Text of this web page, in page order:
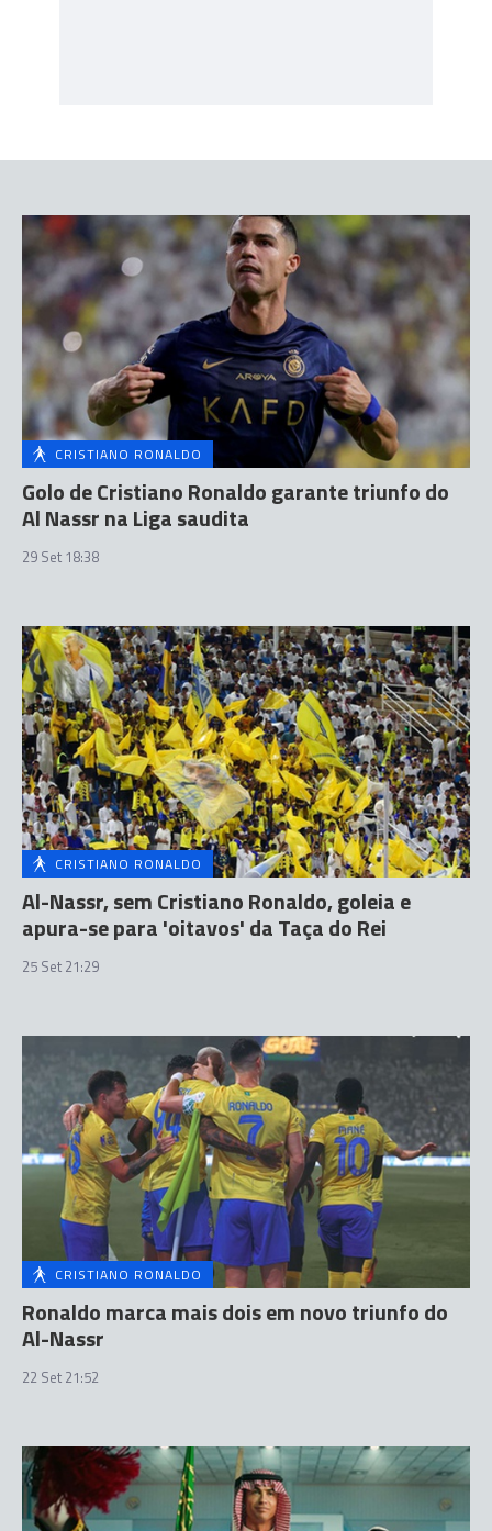
CRISTIANO RONALDO
Golo de Cristiano Ronaldo garante triunfo do
Al Nassr na Liga saudita
29 Set 18:38
CRISTIANO RONALDO
Al-Nassr, sem Cristiano Ronaldo, goleia e
apura-se para 'oitavos' da Taça do Rei
25 Set 21:29
CRISTIANO RONALDO
Ronaldo marca mais dois em novo triunfo do
Al-Nassr
22 Set 21:52